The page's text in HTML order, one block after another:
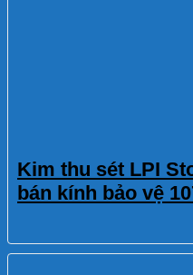
Kim thu sét LPI
bán kính bảo vệ